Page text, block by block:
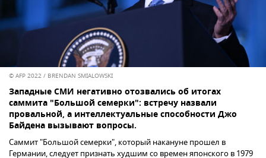
© AFP 2022 / BRENDAN SMIALOWSKI
Западные СМИ негативно отозвались об итогах
саммита "Большой семерки": встречу назвали
провальной, а интеллектуальные способности Джо
Байдена вызывают вопросы.
Саммит "Большой семерки", который накануне прошел в
Германии, следует признать худшим со времен японского в 1979